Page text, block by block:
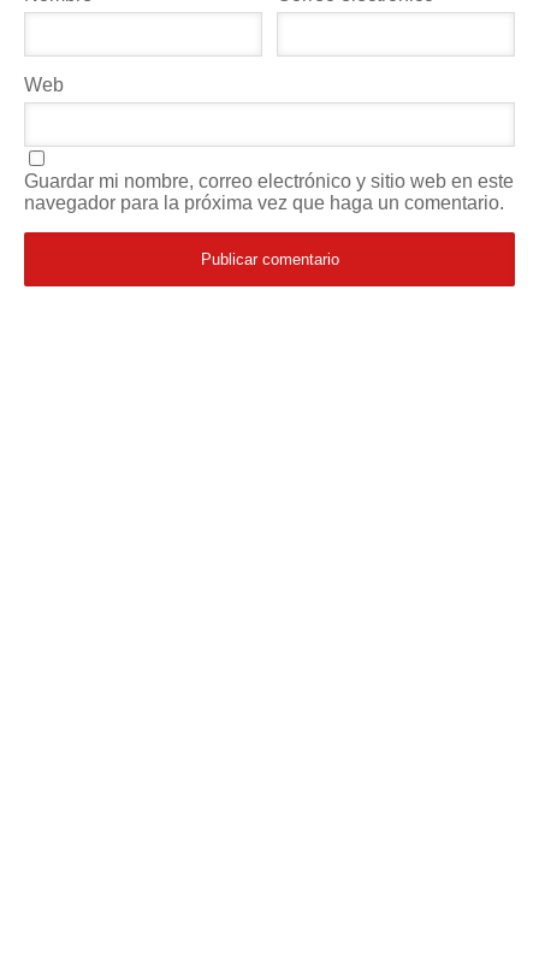
Web
Guardar mi nombre, correo electrónico y sitio web en este
navegador para la próxima vez que haga un comentario.